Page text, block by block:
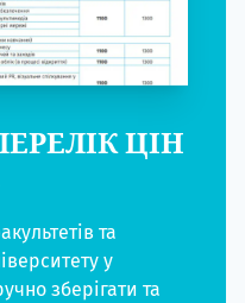
ЦІН
та
у
зберігати та